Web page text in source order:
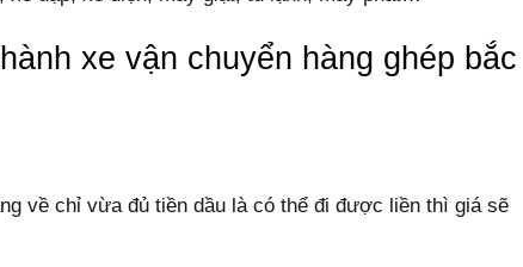
xe vận chuyển hàng ghép bắc
về chỉ vừa đủ tiền dầu là có thể đi được liền thì giá sẽ